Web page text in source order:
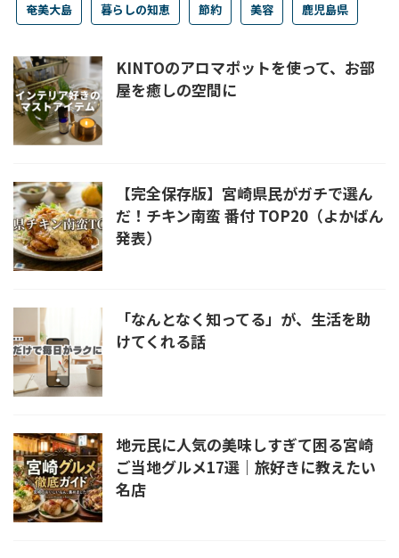
奄美大島 暮らしの知恵 節約 美容 鹿児島県
KINTOのアロマポットを使って、お部
屋を癒しの空間に
【完全保存版】宮崎県民がガチで選ん
だ！チキン南蛮 番付 TOP20（よかばん
発表）
「なんとなく知ってる」が、生活を助
けてくれる話
地元民に人気の美味しすぎて困る宮崎
ご当地グルメ17選｜旅好きに教えたい
名店